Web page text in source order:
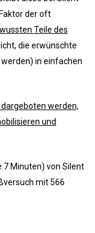
der oft
Teile des
die erwünschte
in einfachen
werden,
und
7 Minuten) von Silent
mit 566